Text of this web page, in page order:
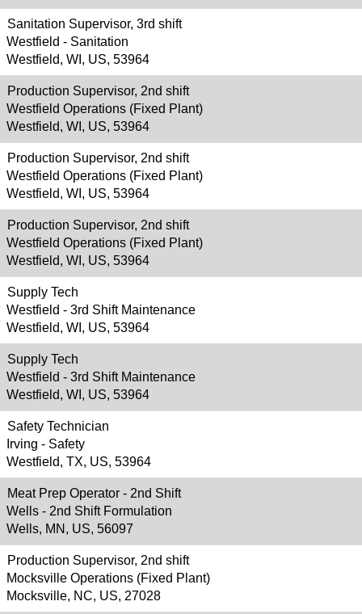
Sanitation Supervisor, 3rd shift
Westfield - Sanitation
Westfield, WI, US, 53964
Production Supervisor, 2nd shift
Westfield Operations (Fixed Plant)
Westfield, WI, US, 53964
Production Supervisor, 2nd shift
Westfield Operations (Fixed Plant)
Westfield, WI, US, 53964
Production Supervisor, 2nd shift
Westfield Operations (Fixed Plant)
Westfield, WI, US, 53964
Supply Tech
Westfield - 3rd Shift Maintenance
Westfield, WI, US, 53964
Supply Tech
Westfield - 3rd Shift Maintenance
Westfield, WI, US, 53964
Safety Technician
Irving - Safety
Westfield, TX, US, 53964
Meat Prep Operator - 2nd Shift
Wells - 2nd Shift Formulation
Wells, MN, US, 56097
Production Supervisor, 2nd shift
Mocksville Operations (Fixed Plant)
Mocksville, NC, US, 27028